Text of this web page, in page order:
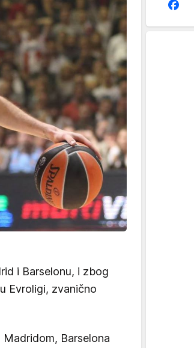
i Barselonu, i zbog
Evroligi, zvanično
Barselona